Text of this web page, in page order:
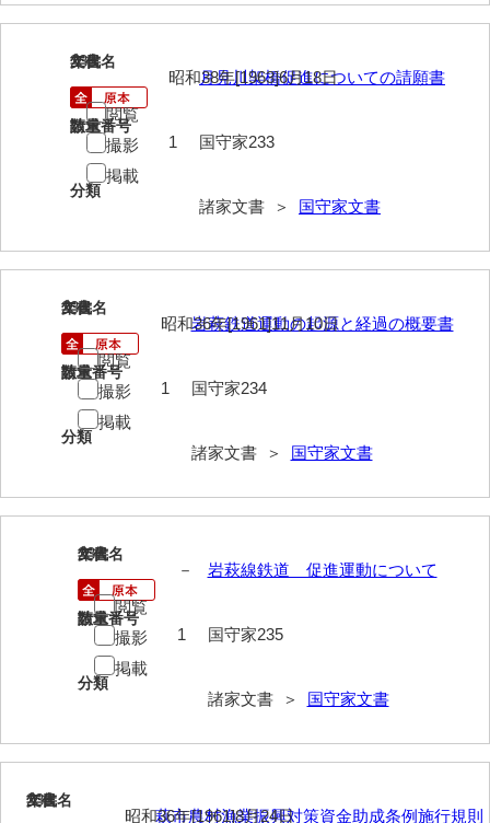
亀田家文書
河北家文書
河崎家文書
河崎家文書（旧神代村）
神田一・二宮関係文書
神本正律文書
岸浩文庫
木梨家文書
木原家文書
木部家文書
木村家文書
木村一人文書
235
文書名
月見川架橋促進についての請願書
請求番号
国守家233
分類
諸家文書 ＞ 国守家文書
年代
昭和38年[1963]6月18日
数量
1
閲覧
撮影
掲載
236
文書名
岩萩鉄道運動の起源と経過の概要書
請求番号
国守家234
分類
諸家文書 ＞ 国守家文書
年代
昭和36年[1961]11月10日
数量
1
閲覧
撮影
掲載
237
文書名
岩萩線鉄道 促進運動について
請求番号
国守家235
分類
諸家文書 ＞ 国守家文書
年代
－
数量
1
閲覧
撮影
掲載
238
文書名
萩市農村漁業振興対策資金助成条例施行規則
年代
昭和36年[1961]8月24日